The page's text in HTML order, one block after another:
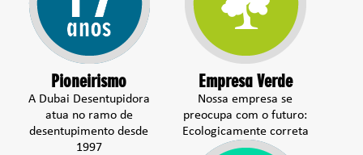
Pioneirismo
A Dubai Desentupidora
atua no ramo de
desentupimento desde
1997
Empresa Verde
Nossa empresa se
preocupa com o futuro:
Ecologicamente correta